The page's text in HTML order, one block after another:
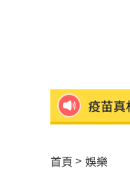
疫苗
爆掛表
首頁 娛樂